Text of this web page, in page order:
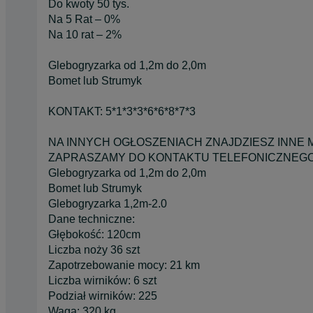
Do kwoty 50 tys.
Na 5 Rat – 0%
Na 10 rat – 2%
Glebogryzarka od 1,2m do 2,0m
Bomet lub Strumyk
KONTAKT: 5*1*3*3*6*6*8*7*3
NA INNYCH OGŁOSZENIACH ZNAJDZIESZ INNE
ZAPRASZAMY DO KONTAKTU
Glebogryzarka od 1,2m do 2,0m
Bomet lub Strumyk
Glebogryzarka 1,2m-2.0
Dane techniczne:
Głębokość: 120cm
Liczba noży 36 szt
Zapotrzebowanie mocy: 21 km
Liczba wirników: 6 szt
Podział wirników: 225